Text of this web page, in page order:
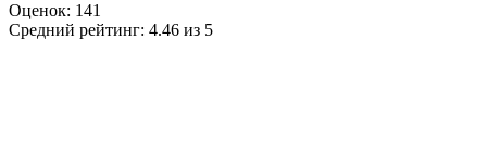
Оценок: 141
Средний рейтинг: 4.46 из 5